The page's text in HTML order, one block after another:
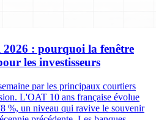
: pourquoi la fenêtre
les investisseurs
par les principaux courtiers
L'OAT 10 ans française évolue
%, un niveau qui ravive le souvenir